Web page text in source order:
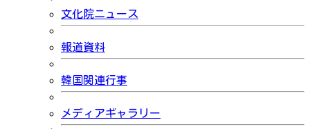
文化院ニュース
報道資料
韓国関連行事
メディアギャラリー